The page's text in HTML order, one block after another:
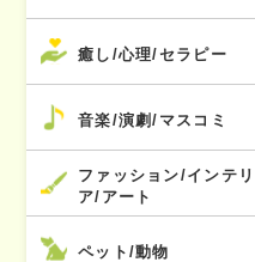
癒し/心理/セラピー
音楽/演劇/マスコミ
ファッション/インテリ
ア/アート
ペット/動物